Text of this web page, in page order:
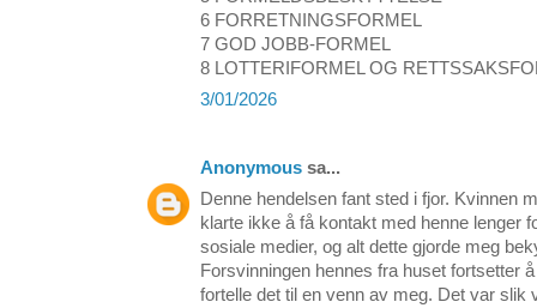
6 FORRETNINGSFORMEL
7 GOD JOBB-FORMEL
8 LOTTERIFORMEL OG
3/01/2026
Anonymous sa...
Denne hendelsen fant sted i fjor. Kvinnen
klarte ikke å få kontakt med henne lenger
sosiale medier, og alt dette gjorde meg
Forsvinningen hennes fra huset fortsetter
fortelle det til en venn av meg. Det var slik